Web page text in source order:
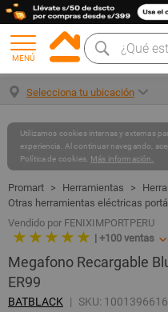
MENÚ
Selecciona tu ubicación
Utilizamos cookies internas y externas
experiencia. Al continuar navegando,
Política de cookies. Más información.
Herramientas
Otras herramientas eléctricas
Vendido por FENIXIMPORTPERU
★ ★ ★ ★ ★ | +100 ventas
Megafono Recargable
ER99
BATBLACK SKU: 1001396616